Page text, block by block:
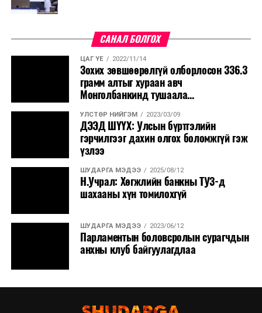
САНАЛ БОЛГОХ
ЦАГ ҮЕ 2022/11/14
Зохих зөвшөөрөлгүй олборлосон 336.3
грамм алтыг хураан авч
Монголбанкинд тушаала...
УЛСТӨР НИЙГЭМ 2023/03/09
ДЭЭД ШҮҮХ: Улсын бүртгэлийн
гэрчилгээг дахин олгох боломжгүй гэж
үзлээ
ШУДАРГА МЭДЭЭ 2025/08/12
Н.Учрал: Хөгжлийн банкны ТУЗ-д
шахааны хүн томилохгүй
ШУДАРГА МЭДЭЭ 2023/06/12
Парламентын боловсролын сурагчдын
анхны клуб байгуулагдлаа